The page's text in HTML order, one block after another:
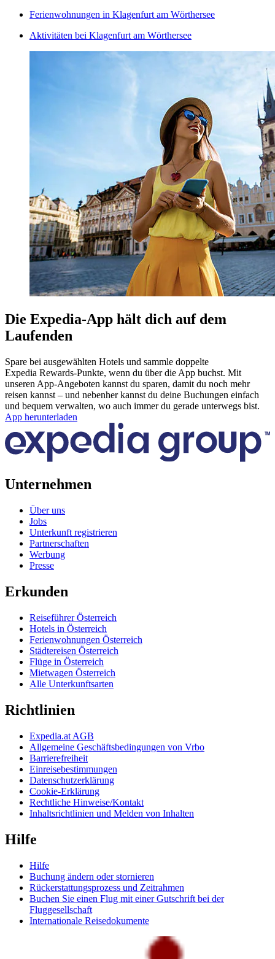
Ferienwohnungen in Klagenfurt am Wörthersee
Aktivitäten bei Klagenfurt am Wörthersee
Die Expedia-App hält dich auf dem
Laufenden
Spare bei ausgewählten Hotels und sammle doppelte
Expedia Rewards-Punkte, wenn du über die App buchst. Mit
unseren App-Angeboten kannst du sparen, damit du noch mehr
reisen kannst – und nebenher kannst du deine Buchungen einfach
und bequem verwalten, wo auch immer du gerade unterwegs bist.
App herunterladen
Unternehmen
Über uns
Jobs
Unterkunft registrieren
Partnerschaften
Werbung
Presse
Erkunden
Reiseführer Österreich
Hotels in Österreich
Ferienwohnungen Österreich
Städtereisen Österreich
Flüge in Österreich
Mietwagen Österreich
Alle Unterkunftsarten
Richtlinien
Expedia.at AGB
Allgemeine Geschäftsbedingungen von Vrbo
Barrierefreiheit
Einreisebestimmungen
Datenschutzerklärung
Cookie-Erklärung
Rechtliche Hinweise/Kontakt
Inhaltsrichtlinien und Melden von Inhalten
Hilfe
Hilfe
Buchung ändern oder stornieren
Rückerstattungsprozess und Zeitrahmen
Buchen Sie einen Flug mit einer Gutschrift bei der
Fluggesellschaft
Internationale Reisedokumente